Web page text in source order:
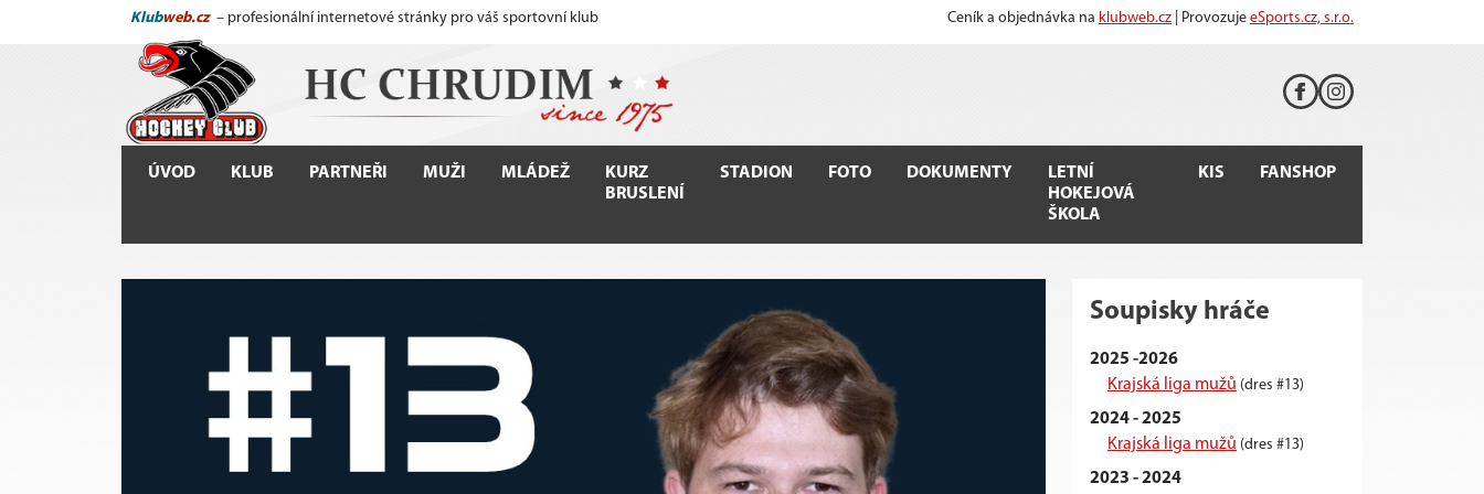
Klubweb.cz – profesionální internetové stránky pro váš sportovní klub Ceník a objednávka na klubweb.cz | Provozuje eSports.cz, s.r.o.
ÚVOD KLUB PARTNEŘI MUŽI MLÁDEŽ
KURZ
BRUSLENÍ
STADION FOTO DOKUMENTY
LETNÍ
HOKEJOVÁ
ŠKOLA
KIS FANSHOP
Soupisky hráče
2025 -2026
Krajská liga mužů (dres #13)
2024 - 2025
Krajská liga mužů (dres #13)
2023 - 2024